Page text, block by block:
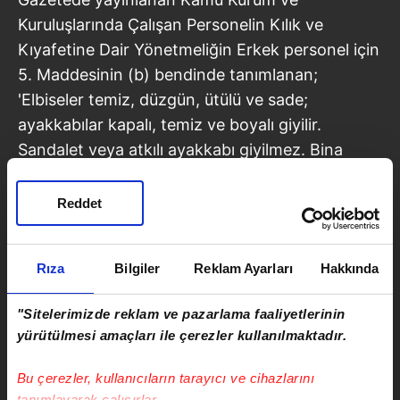
Rıza Bilgiler Reklam Ayarları Hakkında
"Sitelerimizde reklam ve pazarlama faaliyetlerinin
yürütülmesi amaçları ile çerezler kullanılmaktadır.
Bu çerezler, kullanıcıların tarayıcı ve cihazlarını
Reddet
Kuruluşlarında Çalışan Personelin Kılık ve
Kıyafetine Dair Yönetmeliğin Erkek personel için
5. Maddesinin (b) bendinde tanımlanan;
'Elbiseler temiz, düzgün, ütülü ve sade;
ayakkabılar kapalı, temiz ve boyalı giyilir.
Sandalet veya atkılı ayakkabı giyilmez. Bina
bulundurulur. Kulak ortasından aşağıda favori
bırakılmaz. Saçlar, kulağı kapatmayacak biçimde
ve normal duruşta enseden gömlek yakasını
aşmayacak şekilde uzatılabilir, temiz bakımlı ve
taranmış olur. Her gün sakal tıraşı olunur ve
sakal bırakılmaz. Bıyık tabii olarak bırakılır,
uzunluğu üst dudak boyunu geçemez. Üstten
alınmaz, yanlar üst dudak hizasında olur, alt